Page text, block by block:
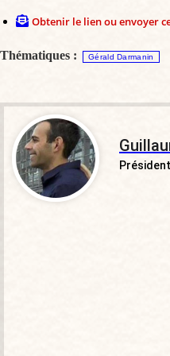
Obtenir le lien ou envoyer
Thématiques : Gérald Darmanin